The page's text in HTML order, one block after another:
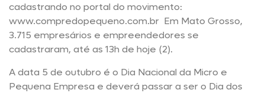
cadastrando no portal do movimento:
www.compredopequeno.com.br Em Mato Grosso,
3.715 empresários e empreendedores se
cadastraram, até as 13h de hoje (2).
A data 5 de outubro é o Dia Nacional da Micro e
Pequena Empresa e deverá passar a ser o Dia dos